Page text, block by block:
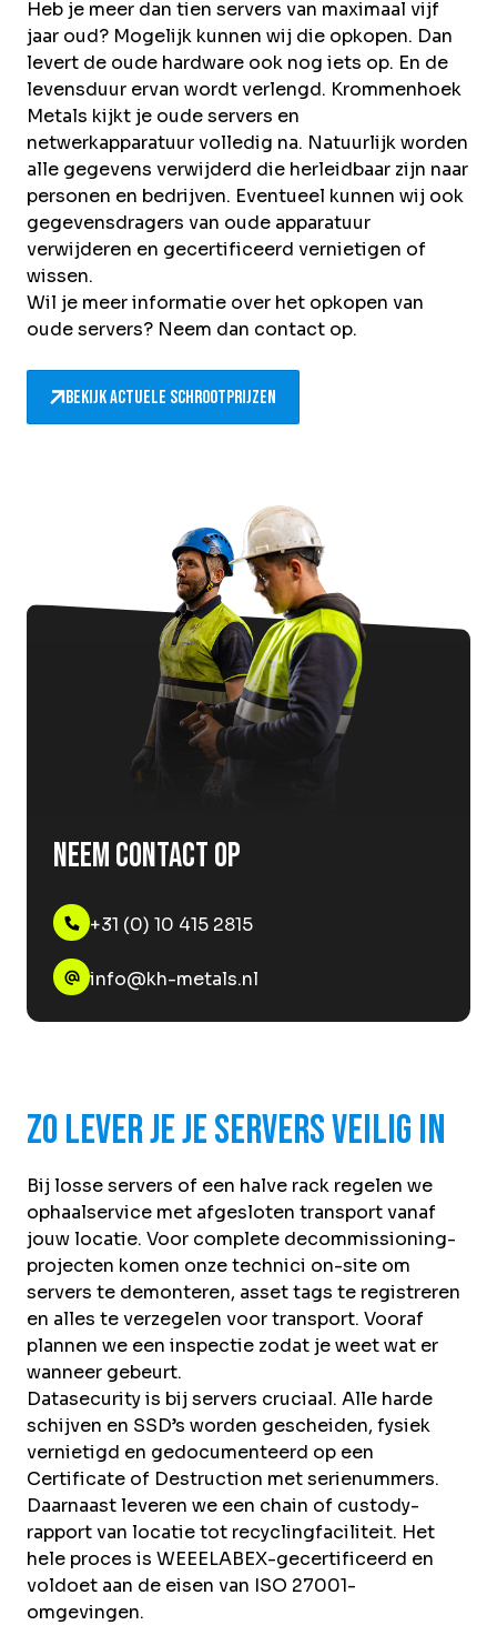
Heb je meer dan tien servers van maximaal vijf
jaar oud? Mogelijk kunnen wij die opkopen. Dan
levert de oude hardware ook nog iets op. En de
levensduur ervan wordt verlengd. Krommenhoek
Metals kijkt je oude servers en
netwerkapparatuur volledig na. Natuurlijk worden
alle gegevens verwijderd die herleidbaar zijn naar
personen en bedrijven. Eventueel kunnen wij ook
gegevensdragers van oude apparatuur
verwijderen en gecertificeerd vernietigen of
wissen.
Wil je meer informatie over het opkopen van
oude servers? Neem dan contact op.
Bekijk actuele schrootprijzen
Neem contact op
+31 (0) 10 415 2815
info@kh-metals.nl
Zo lever je je servers veilig in
Bij losse servers of een halve rack regelen we
ophaalservice met afgesloten transport vanaf
jouw locatie. Voor complete decommissioning-
projecten komen onze technici on-site om
servers te demonteren, asset tags te registreren
en alles te verzegelen voor transport. Vooraf
plannen we een inspectie zodat je weet wat er
wanneer gebeurt.
Datasecurity is bij servers cruciaal. Alle harde
schijven en SSD’s worden gescheiden, fysiek
vernietigd en gedocumenteerd op een
Certificate of Destruction met serienummers.
Daarnaast leveren we een chain of custody-
rapport van locatie tot recyclingfaciliteit. Het
hele proces is WEEELABEX-gecertificeerd en
voldoet aan de eisen van ISO 27001-
omgevingen.